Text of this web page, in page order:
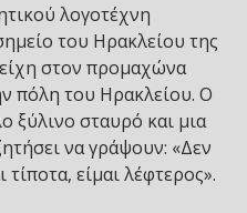
λογοτέχνη
του Ηρακλείου της
στον προμαχώνα
πόλη του Ηρακλείου. Ο
ξύλινο σταυρό και μια
να γράψουν: «Δεν
είμαι λέφτερος».